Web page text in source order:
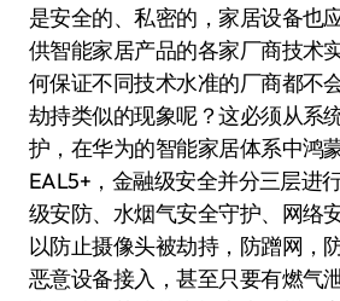
是安全的、私密的，家居设备也
供智能家居产品的各家厂商技术
何保证不同技术水准的厂商都不
劫持类似的现象呢？这必须从系
护，在华为的智能家居体系中鸿
EAL5+，金融级安全并分三层进
级安防、水烟气安全守护、网络
以防止摄像头被劫持，防蹭网，
恶意设备接入，甚至只要有燃气